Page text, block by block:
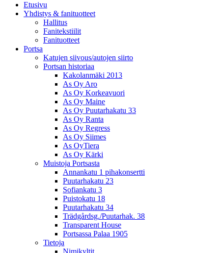
Etusivu
Yhdistys & fanituotteet
Hallitus
Fanitekstiilit
Fanituotteet
Portsa
Katujen siivous/autojen siirto
Portsan historiaa
Kakolanmäki 2013
As Oy Aro
As Oy Korkeavuori
As Oy Maine
As Oy Puutarhakatu 33
As Oy Ranta
As Oy Regress
As Oy Siimes
As OyTiera
As Oy Kärki
Muistoja Portsasta
Annankatu 1 pihakonsertti
Puutarhakatu 23
Sofiankatu 3
Puistokatu 18
Puutarhakatu 34
Trädgårdsg./Puutarhak. 38
Transparent House
Portsassa Palaa 1905
Tietoja
Nimikyltit